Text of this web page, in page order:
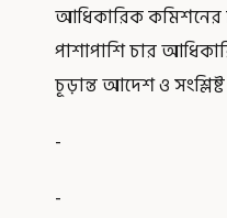
আধিকারিক কমিশনের
পাশাপাশি চার
চূড়ান্ত আদেশ ও
-
-